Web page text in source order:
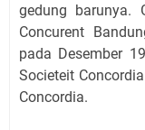
gedung barunya.
Concurent
pada Desember
Societeit
Concordia.